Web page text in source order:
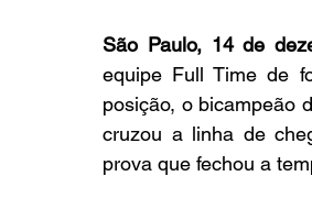
São Paulo, 14 de
equipe Full Time de
posição, o bicampeão
cruzou a linha de
prova que fechou a